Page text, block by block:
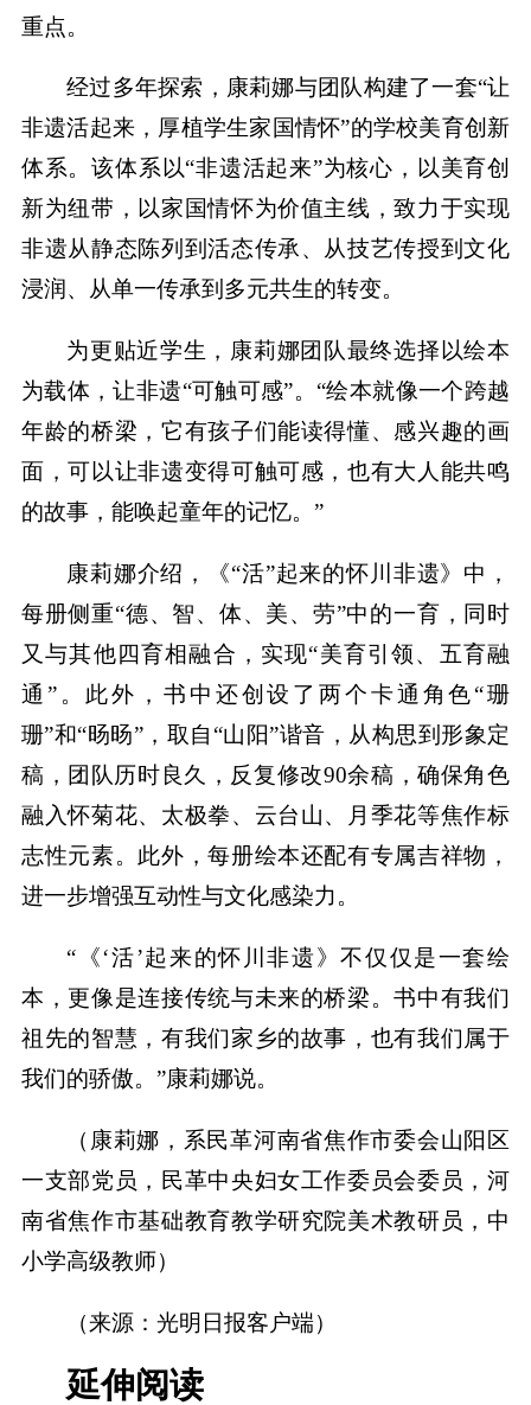
重点。
经过多年探索，康莉娜与团队构建了一套“让
非遗活起来，厚植学生家国情怀”的学校美育创新
体系。该体系以“非遗活起来”为核心，以美育创
新为纽带，以家国情怀为价值主线，致力于实现
非遗从静态陈列到活态传承、从技艺传授到文化
浸润、从单一传承到多元共生的转变。
为更贴近学生，康莉娜团队最终选择以绘本
为载体，让非遗“可触可感”。“绘本就像一个跨越
年龄的桥梁，它有孩子们能读得懂、感兴趣的画
面，可以让非遗变得可触可感，也有大人能共鸣
的故事，能唤起童年的记忆。”
康莉娜介绍，《“活”起来的怀川非遗》中，
每册侧重“德、智、体、美、劳”中的一育，同时
又与其他四育相融合，实现“美育引领、五育融
通”。此外，书中还创设了两个卡通角色“珊
珊”和“旸旸”，取自“山阳”谐音，从构思到形象定
稿，团队历时良久，反复修改90余稿，确保角色
融入怀菊花、太极拳、云台山、月季花等焦作标
志性元素。此外，每册绘本还配有专属吉祥物，
进一步增强互动性与文化感染力。
“《‘活’起来的怀川非遗》不仅仅是一套绘
本，更像是连接传统与未来的桥梁。书中有我们
祖先的智慧，有我们家乡的故事，也有我们属于
我们的骄傲。”康莉娜说。
（康莉娜，系民革河南省焦作市委会山阳区
一支部党员，民革中央妇女工作委员会委员，河
南省焦作市基础教育教学研究院美术教研员，中
小学高级教师）
（来源：光明日报客户端）
延伸阅读